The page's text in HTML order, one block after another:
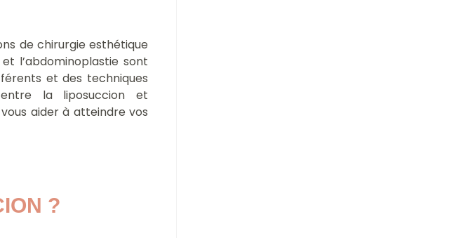
de chirurgie esthétique
l’abdominoplastie sont
et des techniques
la liposuccion et
aider à atteindre vos
?